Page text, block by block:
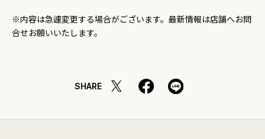
※内容は急遽変更する場合がございます。最新情報は店舗へお問
合せお願いいたします。
SHARE